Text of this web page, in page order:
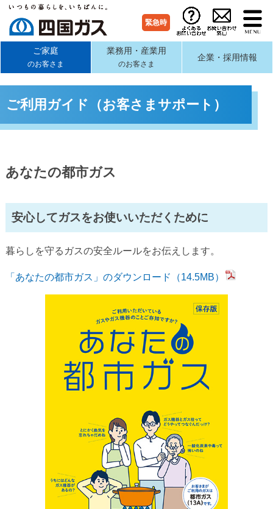
緊急時
ご家庭
のお客さま
業務用・産業用
のお客さま
企業・採用情報
ご利用ガイド（お客さまサポート）
あなたの都市ガス
安心してガスをお使いいただくために
暮らしを守るガスの安全ルールをお伝えします。
「あなたの都市ガス」のダウンロード（14.5MB）